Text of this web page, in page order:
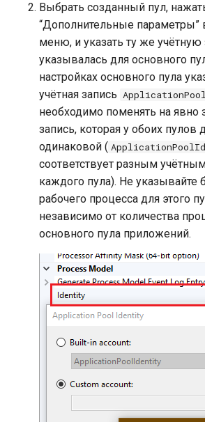
Выбрать созданный пул,
“Дополнительные параметры”
меню, и указать ту же учётную
указывалась для основного
настройках основного пула
учётная запись
необходимо поменять на явно
запись, которая у обоих пулов
одинаковой (
соответствует разным
каждого пула). Не указывайте
рабочего процесса для этого
независимо от количества
основного пула приложений.